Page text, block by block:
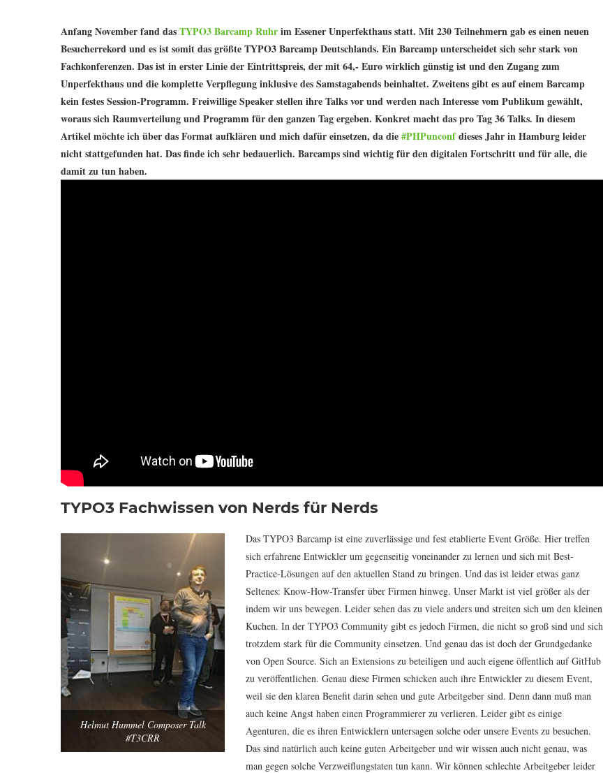
Anfang November fand dasTYPO3 Barcamp Ruhrim Essener Unperfekthaus statt. Mit 230 Teilnehmern gab es einen neuen
Besucherrekord und es ist somit das größte TYPO3 Barcamp Deutschlands. Ein Barcamp unterscheidet sich sehr stark von
Fachkonferenzen. Das ist in erster Linie der Eintrittspreis, der mit 64,- Euro wirklich günstig ist und den Zugang zum
Unperfekthaus und die komplette Verpflegung inklusive des Samstagabends beinhaltet. Zweitens gibt es auf einem Barcamp
kein festes Session-Programm. Freiwillige Speaker stellen ihre Talks vor und werden nach Interesse vom Publikum gewählt,
woraus sich Raumverteilung und Programm für den ganzen Tag ergeben. Konkret macht das pro Tag 36 Talks. In diesem
Artikel möchte ich über das Format aufklären und mich dafür einsetzen, da die#PHPunconfdieses Jahr in Hamburg leider
nicht stattgefunden hat. Das finde ich sehr bedauerlich. Barcamps sind wichtig für den digitalen Fortschritt und für alle, die
damit zu tun haben.
TYPO3 Fachwissen von Nerds für Nerds
Helmut Hummel Composer Talk
#T3CRR
Das TYPO3 Barcamp ist eine zuverlässige und fest etablierte Event Größe. Hier treffen
sich erfahrene Entwickler um gegenseitig voneinander zu lernen und sich mit Best-
Practice-Lösungen auf den aktuellen Stand zu bringen. Und das ist leider etwas ganz
Seltenes: Know-How-Transfer über Firmen hinweg. Unser Markt ist viel größer als der
indem wir uns bewegen. Leider sehen das zu viele anders und streiten sich um den kleinen
Kuchen. In der TYPO3 Community gibt es jedoch Firmen, die nicht so groß sind und sich
trotzdem stark für die Community einsetzen. Und genau das ist doch der Grundgedanke
von Open Source. Sich an Extensions zu beteiligen und auch eigene öffentlich auf GitHub
zu veröffentlichen. Genau diese Firmen schicken auch ihre Entwickler zu diesem Event,
weil sie den klaren Benefit darin sehen und gute Arbeitgeber sind. Denn dann muß man
auch keine Angst haben einen Programmierer zu verlieren. Leider gibt es einige
Agenturen, die es ihren Entwicklern untersagen solche oder unsere Events zu besuchen.
Das sind natürlich auch keine guten Arbeitgeber und wir wissen auch nicht genau, was
man gegen solche Verzweiflungstaten tun kann. Wir können schlechte Arbeitgeber leider